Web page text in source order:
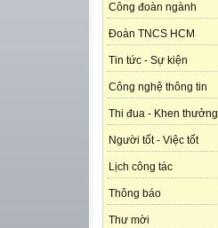
Công đoàn ngành
Đoàn TNCS HCM
Tin tức - Sự kiện
Công nghệ thông tin
Thi đua - Khen thưởng
Người tốt - Việc tốt
Lịch công tác
Thông báo
Thư mời